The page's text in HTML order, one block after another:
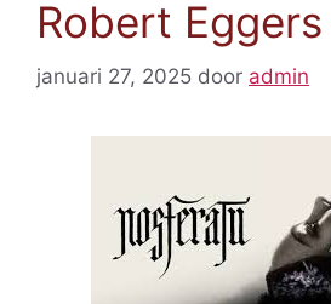
Robert
januari 27, 2025 door admin